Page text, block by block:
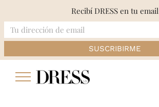
Recibí DRESS en tu email